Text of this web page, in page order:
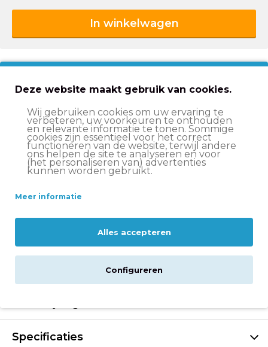
In winkelwagen
Op werkdagen voor 15:00 besteld, volgende werkdag
Altijdscherp geprijsd
14 dagenbedenktijd
Deskundigeklantenservice
Voor- en nadelen
Lichtgewicht vouwslot
De staven en de behuizing zijn gemaakt van
bijzonder lichte materialen en staallegeringen
Specificaties
Deze website maakt gebruik van cookies.
Wij gebruiken cookies om uw ervaring te
verbeteren, uw voorkeuren te onthouden
en relevante informatie te tonen. Sommige
cookies zijn essentieel voor het correct
functioneren van de website, terwijl andere
ons helpen de site te analyseren en voor
(het personaliseren van) advertenties
kunnen worden gebruikt.
Meer informatie
Alles accepteren
Configureren